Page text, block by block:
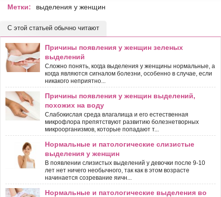
Метки: выделения у женщин
С этой статьей обычно читают
Причины появления у женщин зеленых
выделений
Сложно понять, когда выделения у женщины нормальные, а
когда являются сигналом болезни, особенно в случае, если
никакого неприятно...
Причины появления у женщин выделений,
похожих на воду
Слабокислая среда влагалища и его естественная
микрофлора препятствуют развитию болезнетворных
микроорганизмов, которые попадают т...
Нормальные и патологические слизистые
выделения у женщин
В появлении слизистых выделений у девочки после 9-10
лет нет ничего необычного, так как в этом возрасте
начинается созревание яичн...
Нормальные и патологические выделения во